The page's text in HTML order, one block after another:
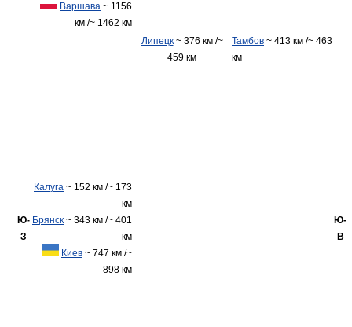
Варшава ~ 1156
км /~ 1462 км
Ю-
З
Калуга ~ 152 км /~ 173
км
Брянск ~ 343 км /~ 401
км
Киев ~ 747 км /~
898 км
Липецк~ 376 км /~
459 км
Тамбов ~ 413 км /~ 463
км
Ю-
В